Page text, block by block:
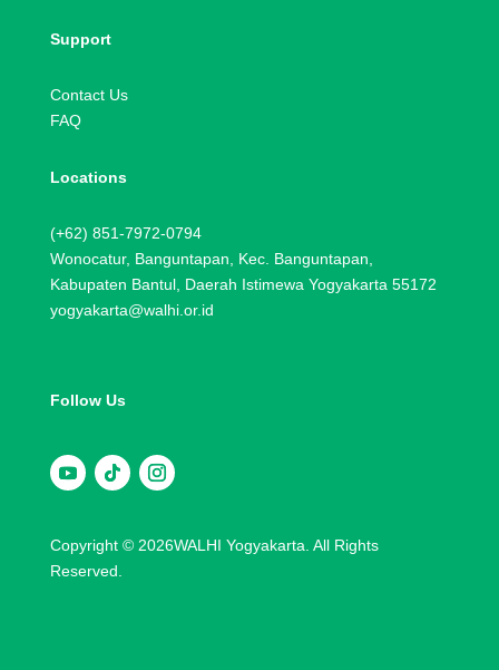
Support
Contact Us
FAQ
Locations
(+62) 851-7972-0794
Wonocatur, Banguntapan, Kec. Banguntapan,
Kabupaten Bantul, Daerah Istimewa Yogyakarta 55172
yogyakarta@walhi.or.id
Follow Us
Copyright © 2026WALHI Yogyakarta. All Rights
Reserved.